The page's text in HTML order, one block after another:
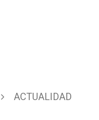
ACTUALIDAD